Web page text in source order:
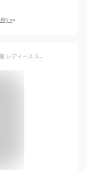
件) >
【67%OFF！スーパーSALE限定！】水着 レディース 3点セット 体型カバー セパレート Tシャツ 半袖 上下セット ワンピース スポーティー パッド付き 夏 韓国風 かわいい 女の子 少女 学生 中学生 高校生 露出控えめ リゾート 水泳 ビーチ 海 温泉 プール